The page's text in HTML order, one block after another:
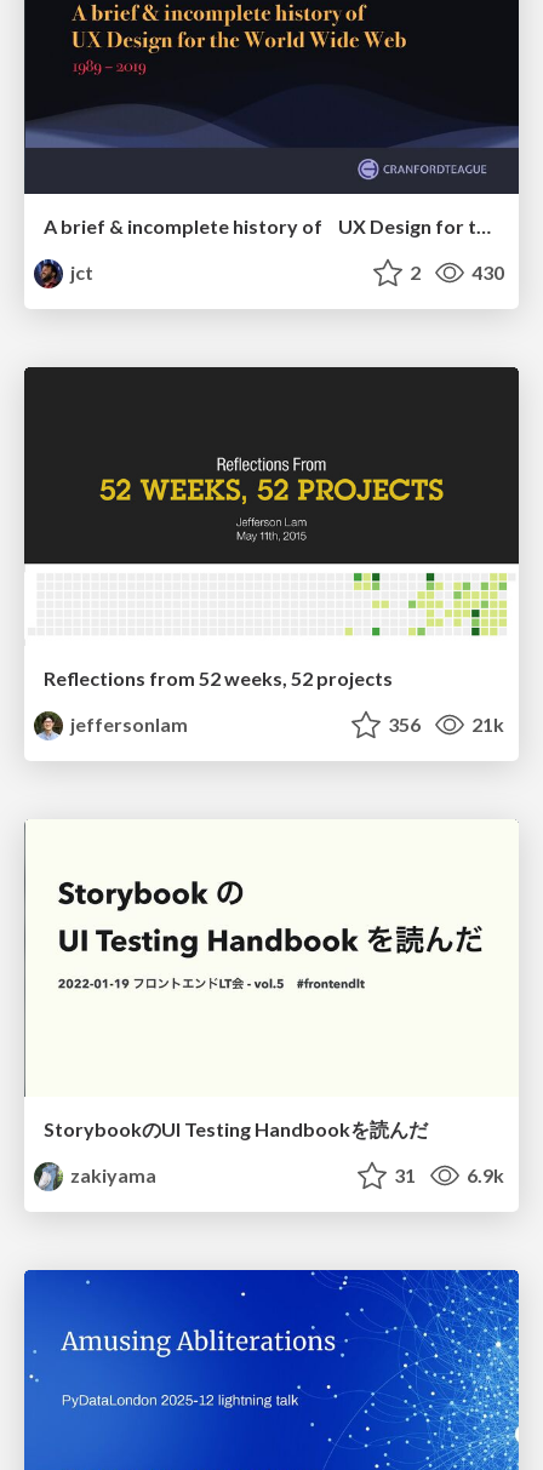
A brief & incomplete history of UX Design for the World Wide Web: 1989–2019
jct
2 430
Reflections from 52 weeks, 52 projects
jeffersonlam
356 21k
StorybookのUI Testing Handbookを読んだ
zakiyama
31 6.9k